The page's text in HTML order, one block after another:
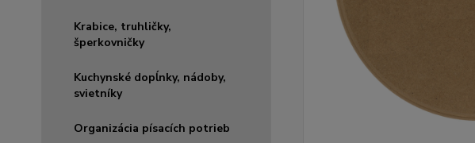
Krabice, truhličky,
šperkovničky
Kuchynské dopĺnky, nádoby,
svietníky
Organizácia písacích potrieb